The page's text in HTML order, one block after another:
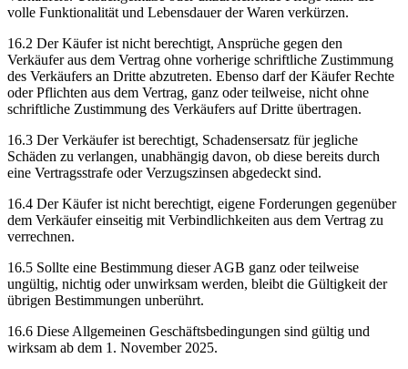
volle Funktionalität und Lebensdauer der Waren verkürzen.
16.2 Der Käufer ist nicht berechtigt, Ansprüche gegen den
Verkäufer aus dem Vertrag ohne vorherige schriftliche Zustimmung
des Verkäufers an Dritte abzutreten. Ebenso darf der Käufer Rechte
oder Pflichten aus dem Vertrag, ganz oder teilweise, nicht ohne
schriftliche Zustimmung des Verkäufers auf Dritte übertragen.
16.3 Der Verkäufer ist berechtigt, Schadensersatz für jegliche
Schäden zu verlangen, unabhängig davon, ob diese bereits durch
eine Vertragsstrafe oder Verzugszinsen abgedeckt sind.
16.4 Der Käufer ist nicht berechtigt, eigene Forderungen gegenüber
dem Verkäufer einseitig mit Verbindlichkeiten aus dem Vertrag zu
verrechnen.
16.5 Sollte eine Bestimmung dieser AGB ganz oder teilweise
ungültig, nichtig oder unwirksam werden, bleibt die Gültigkeit der
übrigen Bestimmungen unberührt.
16.6 Diese Allgemeinen Geschäftsbedingungen sind gültig und
wirksam ab dem 1. November 2025.